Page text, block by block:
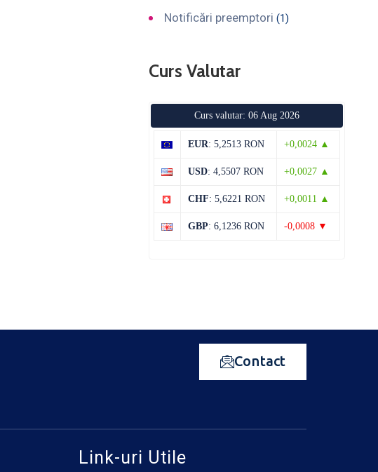
Notificări preemptori (1)
Curs Valutar
Curs valutar: 06 Aug 2026
EUR: 5,2513 RON +0,0024 ▲
USD: 4,5507 RON +0,0027 ▲
CHF: 5,6221 RON +0,0011 ▲
GBP: 6,1236 RON -0,0008 ▼
Contact
Link-uri Utile